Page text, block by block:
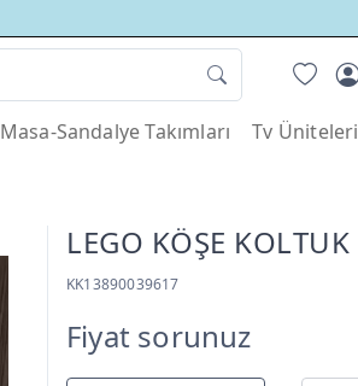
Masa-Sandalye Takımları Tv Üniteleri
LEGO KÖŞE KOLTUK
KK13890039617
Fiyat sorunuz